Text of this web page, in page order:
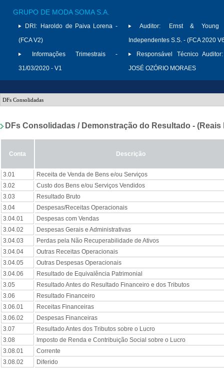
GRUPO DE MODA SOMA S.A.
DRI:
Haroldo de Paiva Lorena -
(FCA V2)
Informações Trimestrais -
31/03/2020 - V1
Auditor:
Ernst & Young
Independentes S.S. - (FCA 2020
Responsável Técnico Auditor:
JOSÉ OZÓRIO MORAES